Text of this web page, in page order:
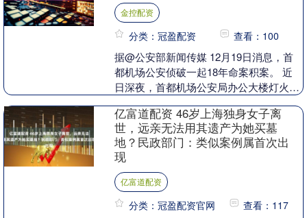
金控配资
分类：冠盈配资 查看：100
据@公安部新闻传媒 12月19日消息，首
都机场公安侦破一起18年命案积案。 近
日深夜，首都机场公安局办公大楼灯火通
逃18年的....
亿富道配资 46岁上海独身女子离
世，远亲无法用其遗产为她买墓
地？民政部门：类似案例属首次出
现
亿富道配资
分类：冠盈配资官网 查看：117